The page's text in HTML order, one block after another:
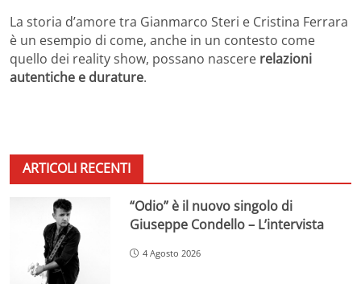
La storia d’amore tra Gianmarco Steri e Cristina Ferrara
è un esempio di come, anche in un contesto come
quello dei reality show, possano nascere relazioni
autentiche e durature.
ARTICOLI RECENTI
“Odio” è il nuovo singolo di
Giuseppe Condello – L’intervista
4 Agosto 2026